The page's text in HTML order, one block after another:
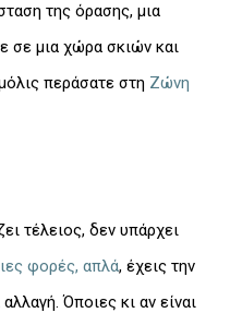
της όρασης, μια
σε μια χώρα σκιών και
περάσατε στη Ζώνη
τέλειος, δεν υπάρχει
φορές, απλά, έχεις την
Όποιες κι αν είναι